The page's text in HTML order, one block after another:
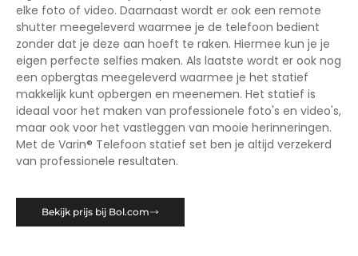
elke foto of video. Daarnaast wordt er ook een remote
shutter meegeleverd waarmee je de telefoon bedient
zonder dat je deze aan hoeft te raken. Hiermee kun je je
eigen perfecte selfies maken. Als laatste wordt er ook nog
een opbergtas meegeleverd waarmee je het statief
makkelijk kunt opbergen en meenemen. Het statief is
ideaal voor het maken van professionele foto's en video's,
maar ook voor het vastleggen van mooie herinneringen.
Met de Varin® Telefoon statief set ben je altijd verzekerd
van professionele resultaten.
Bekijk prijs bij Bol.com